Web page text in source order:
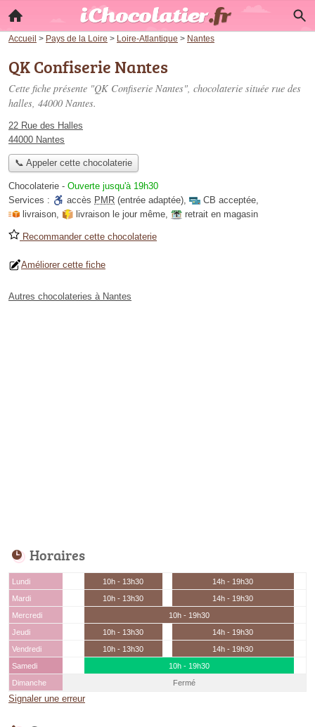
Accueil > Pays de la Loire > Loire-Atlantique > Nantes
QK Confiserie Nantes
Cette fiche présente "QK Confiserie Nantes", chocolaterie située rue des
halles, 44000 Nantes.
22 Rue des Halles
44000 Nantes
📞 Appeler cette chocolaterie
Chocolaterie - Ouverte jusqu'à 19h30
Services :
accès PMR (entrée adaptée), CB acceptée,
livraison, livraison le jour même, retrait en magasin
Recommander cette chocolaterie
Améliorer cette fiche
Autres chocolateries à Nantes
Horaires
Lundi 10h - 13h30
14h - 19h30
Mardi
10h - 13h30
14h - 19h30
Mercredi
10h - 19h30
Jeudi
10h - 13h30
14h - 19h30
Vendredi
10h - 13h30
14h - 19h30
Samedi
10h - 19h30
Dimanche
Fermé
Signaler une erreur